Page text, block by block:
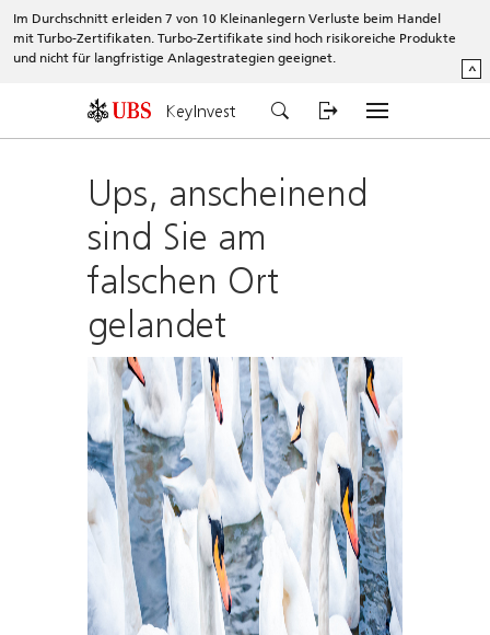
Im Durchschnitt erleiden 7 von 10 Kleinanlegern Verluste beim Handel
mit Turbo-Zertifikaten. Turbo-Zertifikate sind hoch risikoreiche Produkte
und nicht für langfristige Anlagestrategien geeignet.
^
KeyInvest
Ups, anscheinend
sind Sie am
falschen Ort
gelandet